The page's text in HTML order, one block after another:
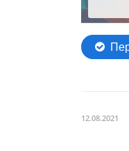
12.08.2021